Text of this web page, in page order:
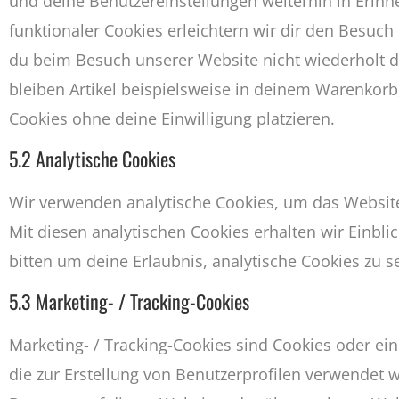
funktionaler Cookies erleichtern wir dir den
du beim Besuch unserer Website nicht wiederholt
bleiben Artikel beispielsweise in deinem
Cookies ohne deine Einwilligung platzieren.
5.2 Analytische Cookies
Wir verwenden analytische Cookies, um das
Mit diesen analytischen Cookies erhalten wir
bitten um deine Erlaubnis, analytische Cookies zu
5.3 Marketing- / Tracking-Cookies
Marketing- / Tracking-Cookies sind Cookies oder
die zur Erstellung von Benutzerprofilen verwendet